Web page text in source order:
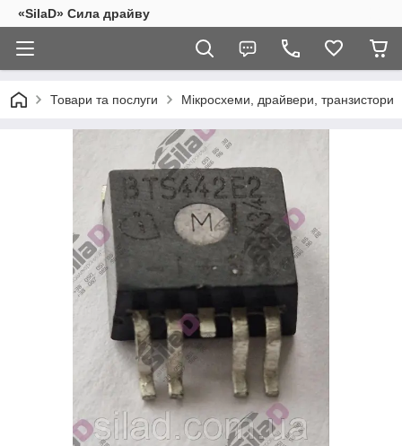
«SilaD» Сила драйву
Товари та послуги Мікросхеми, драйвери, транзистори